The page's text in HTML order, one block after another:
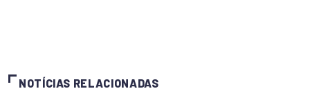
NOTÍCIAS RELACIONADAS